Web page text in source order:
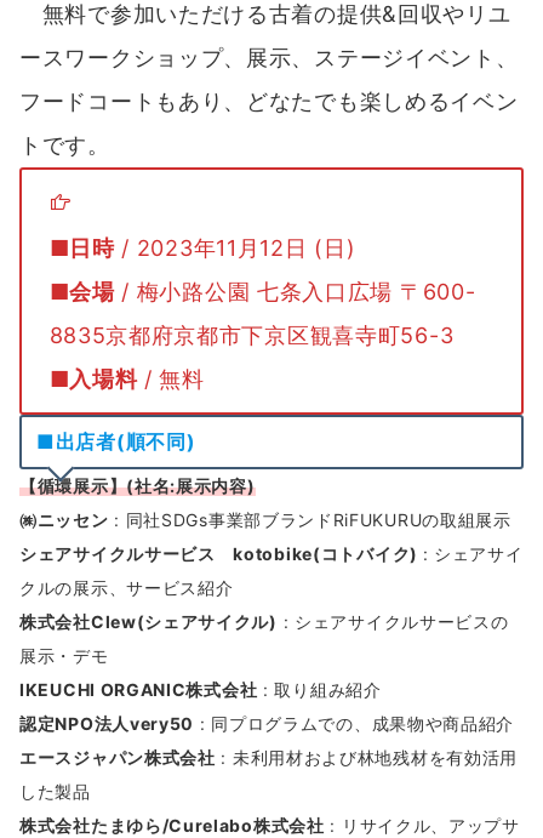
無料で参加いただける古着の提供&回収やリユ
ースワークショップ、展示、ステージイベント、
フードコートもあり、どなたでも楽しめるイベン
トです。
■日時/ 2023年11月12日 (日)
■会場/ 梅小路公園 七条入口広場 〒600-
8835京都府京都市下京区観喜寺町56-3
■入場料/ 無料
■出店者(順不同)
【循環展示】(社名:展示内容)
㈱ニッセン : 同社SDGs事業部ブランドRiFUKURUの取組展示
シェアサイクルサービス kotobike(コトバイク) : シェアサイ
クルの展示、サービス紹介
株式会社Clew(シェアサイクル) : シェアサイクルサービスの
展示・デモ
IKEUCHI ORGANIC株式会社 : 取り組み紹介
認定NPO法人very50 : 同プログラムでの、成果物や商品紹介
エースジャパン株式会社 : 未利用材および林地残材を有効活用
した製品
株式会社たまゆら/Curelabo株式会社 : リサイクル、アップサ